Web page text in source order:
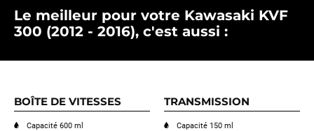
Le meilleur pour votre Kawasaki KVF
300 (2012 - 2016), c'est aussi :
BOÎTE DE VITESSES
Capacité 600 ml
TRANSMISSION
Capacité 150 ml